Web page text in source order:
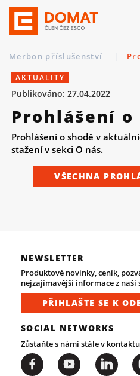
Merbon příslušenství |
AKTUALITY
Publikováno: 27.04.2022
Prohlášení o
Prohlášení o shodě v
stažení v sekci O nás.
VŠECHNA
NEWSLETTER
Produktové novinky, ceník,
nejzajímavější informace z naší
PŘIHLAŠTE SE K
SOCIAL NETWORKS
Zůstaňte s námi stále v